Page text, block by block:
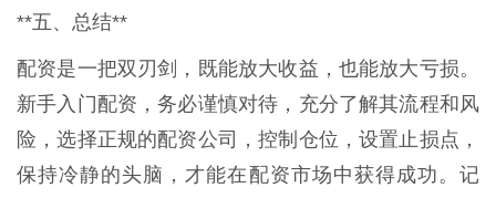
**五、总结**
配资是一把双刃剑，既能放大收益，也能放大亏损。
新手入门配资，务必谨慎对待，充分了解其流程和风
险，选择正规的配资公司，控制仓位，设置止损点，
保持冷静的头脑，才能在配资市场中获得成功。记